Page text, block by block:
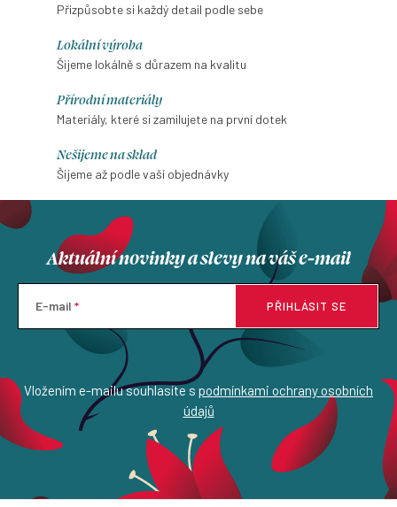
Přizpůsobte si každý detail podle sebe
Lokální výroba
Šijeme lokálně s důrazem na kvalitu
Přírodní materiály
Materiály, které si zamilujete na první dotek
Nešijeme na sklad
Šijeme až podle vaší objednávky
Aktuální novinky a slevy na váš e-mail
E-mail
Vložením e-mailu souhlasíte s podmínkami ochrany osobních
údajů
PŘIHLÁSIT SE